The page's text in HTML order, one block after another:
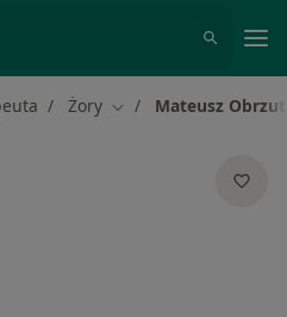
Żory Zmień miasto
Mateusz Obrzut